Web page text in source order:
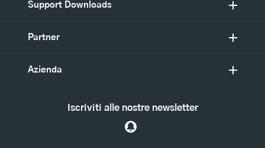
Support Downloads
Partner
Azienda
Iscriviti alle nostre newsletter